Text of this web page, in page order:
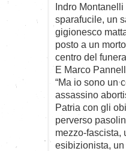
Indro
sparafucile, un
gigionesco
posto a un
centro del
E Marco
“Ma io sono un
assassino
Patria con gli
perverso
mezzo-fascista,
esibizionista,